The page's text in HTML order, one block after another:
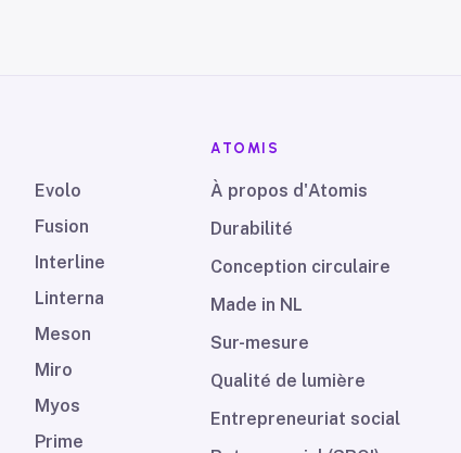
Evolo
Fusion
Interline
Linterna
Meson
Miro
Myos
Prime
ATOMIS
À propos d'Atomis
Durabilité
Conception circulaire
Made in NL
Sur-mesure
Qualité de lumière
Entrepreneuriat social